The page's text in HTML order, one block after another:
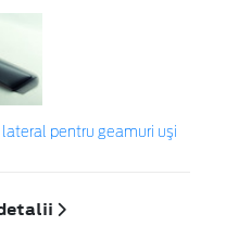
pentru geamuri uşi